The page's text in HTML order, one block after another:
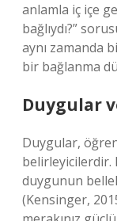
anlamla iç içe
bağlıydı?”
aynı zamanda
bir bağlanma
Duygular
Duygular,
belirleyicilerdir.
duygunun
(Kensinger,